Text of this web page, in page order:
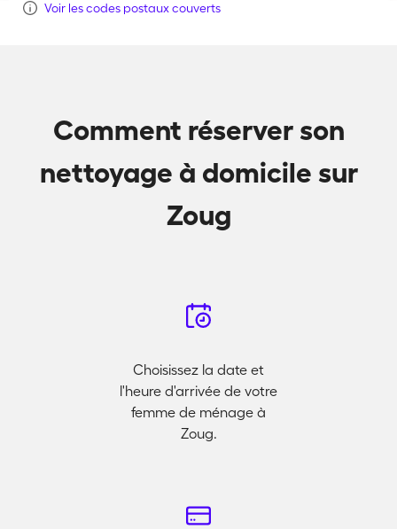
Voir les codes postaux couverts
Comment réserver son
nettoyage à domicile sur
Zoug
Choisissez la date et
l'heure d'arrivée de votre
femme de ménage à
Zoug.